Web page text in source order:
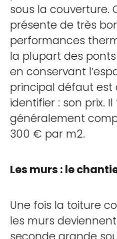
sous la couverture.
présente de très
performances
la plupart des
en conservant
principal défaut est
identifier : son prix.
généralement
300 € par m2.
Les murs : le
Une fois la toiture
les murs